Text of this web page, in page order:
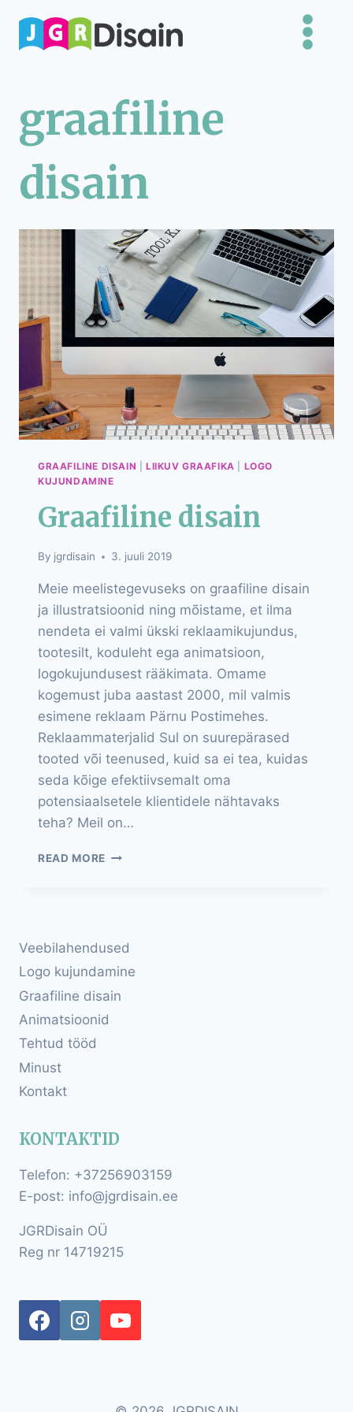
content
graafiline
disain
GRAAFILINE DISAIN LIIKUV GRAAFIKA
LOGO
KUJUNDAMINE
Graafiline disain
By jgrdisain 3. juuli 2019
Meie meelistegevuseks on graafiline disain
ja illustratsioonid ning mõistame, et ilma
nendeta ei valmi ükski reklaamikujundus,
tootesilt, koduleht ega animatsioon,
logokujundusest rääkimata. Omame
kogemust juba aastast 2000, mil valmis
esimene reklaam Pärnu Postimehes.
Reklaammaterjalid Sul on suurepärased
tooted või teenused, kuid sa ei tea, kuidas
seda kõige efektiivsemalt oma
potensiaalsetele klientidele nähtavaks
teha? Meil on…
READ MORE GRAAFILINE
Veebilahendused
Logo kujundamine
Graafiline disain
Animatsioonid
Tehtud tööd
Minust
Kontakt
KONTAKTID
Telefon: +37256903159
E-post: info@jgrdisain.ee
JGRDisain OÜ
Reg nr 14719215